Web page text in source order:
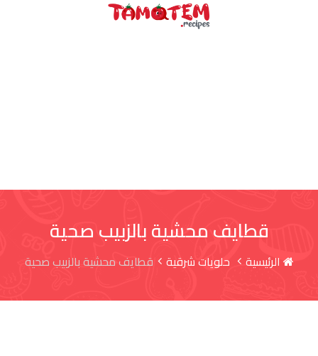
قطايف محشية بالزبيب صحية
الرئيسية حلويات شرقية قطايف محشية بالزبيب صحية